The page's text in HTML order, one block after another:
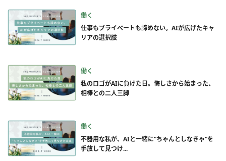
働く
仕事もプライベートも諦めない。AIが広げたキャ
リアの選択肢
働く
私のロゴがAIに負けた日。悔しさから始まった、
相棒との二人三脚
働く
不器用な私が、AIと一緒に”ちゃんとしなきゃ”を
手放して見つけ...